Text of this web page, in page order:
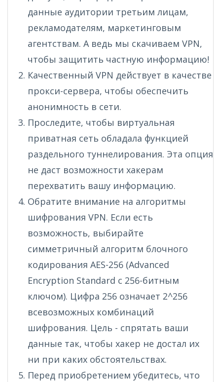
данные аудитории третьим лицам,
рекламодателям, маркетинговым
агентствам. А ведь мы скачиваем VPN,
чтобы защитить частную информацию!
Качественный VPN действует в качестве
прокси-сервера, чтобы обеспечить
анонимность в сети.
Проследите, чтобы виртуальная
приватная сеть обладала функцией
раздельного туннелирования. Эта опция
не даст возможности хакерам
перехватить вашу информацию.
Обратите внимание на алгоритмы
шифрования VPN. Если есть
возможность, выбирайте
симметричный алгоритм блочного
кодирования AES-256 (Advanced
Encryption Standard с 256-битным
ключом). Цифра 256 означает 2^256
всевозможных комбинаций
шифрования. Цель - спрятать ваши
данные так, чтобы хакер не достал их
ни при каких обстоятельствах.
Перед приобретением убедитесь, что